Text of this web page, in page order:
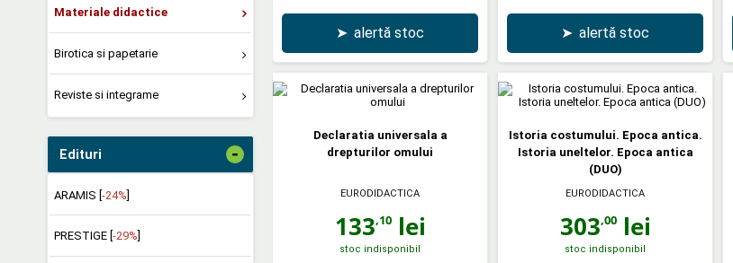
Materiale didactice
Birotica si papetarie
Reviste si integrame
Edituri -
ARAMIS [-24%]
PRESTIGE [ -29%
➤ alertă stoc ➤ alertă stoc
Declaratia universala a
drepturilor omului
EURODIDACTICA
133,10lei
stoc indisponibil
Istoria costumului. Epoca antica.
Istoria uneltelor. Epoca antica
(DUO)
EURODIDACTICA
303,00lei
stoc indisponibil